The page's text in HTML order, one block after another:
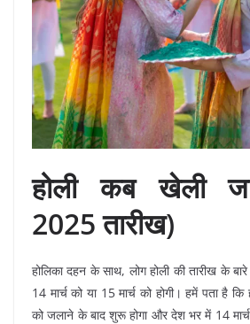
होली कब खेली
2025 तारीख)
होलिका दहन के साथ, लोग होली की तारीख के
14 मार्च को या 15 मार्च को होगी। हमें पता है कि
को जलाने के बाद शुरू होगा और देश भर में 14 मार्च